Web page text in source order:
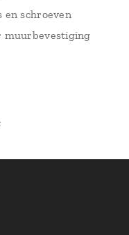
schroeven
muurbevestiging